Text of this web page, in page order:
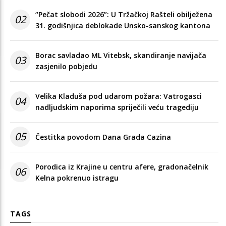
02
“Pečat slobodi 2026”: U Tržačkoj Rašteli obilježena
31. godišnjica deblokade Unsko-sanskog kantona
03
Borac savladao ML Vitebsk, skandiranje navijača
zasjenilo pobjedu
04
Velika Kladuša pod udarom požara: Vatrogasci
nadljudskim naporima spriječili veću tragediju
05 Čestitka povodom Dana Grada Cazina
06
Porodica iz Krajine u centru afere, gradonačelnik
Kelna pokrenuo istragu
TAGS